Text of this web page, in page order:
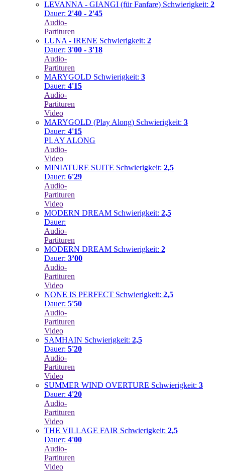
LEVANNA - GIANGI (für Fanfare) Schwierigkeit: 2
Dauer: 2'40 - 2'45
Audio-
Partituren
LUNA - IRENE Schwierigkeit: 2
Dauer: 3'00 - 3'18
Audio-
Partituren
MARYGOLD Schwierigkeit: 3
Dauer: 4'15
Audio-
Partituren
Video
MARYGOLD (Play Along) Schwierigkeit: 3
Dauer: 4'15
PLAY ALONG
Audio-
Video
MINIATURE SUITE Schwierigkeit: 2,5
Dauer: 6'29
Audio-
Partituren
Video
MODERN DREAM Schwierigkeit: 2,5
Dauer:
Audio-
Partituren
MODERN DREAM Schwierigkeit: 2
Dauer: 3’00
Audio-
Partituren
Video
NONE IS PERFECT Schwierigkeit: 2,5
Dauer: 5'50
Audio-
Partituren
Video
SAMHAIN Schwierigkeit: 2,5
Dauer: 5'20
Audio-
Partituren
Video
SUMMER WIND OVERTURE Schwierigkeit: 3
Dauer: 4'20
Audio-
Partituren
Video
THE VILLAGE FAIR Schwierigkeit: 2,5
Dauer: 4'00
Audio-
Partituren
Video